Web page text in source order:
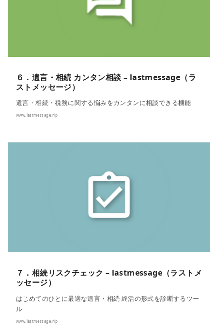
６．遺言・相続 カンタン相談 – lastmessage（ラ
ストメッセージ）
遺言・相続・税務に関する悩みをカンタンに相談できる機能
www.lastmessage.rip
７．相続リスクチェック – lastmessage（ラストメ
ッセージ）
はじめてのひとに最適な遺言・相続 終活の形式を診断するツー
ル
www.lastmessage.rip